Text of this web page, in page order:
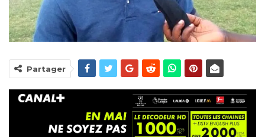
Partager